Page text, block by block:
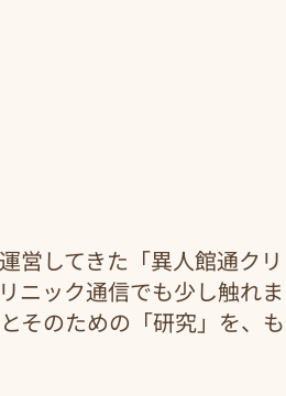
営してきた「異人館通クリ
ニック通信でも少し触れま
そのための「研究」を、も